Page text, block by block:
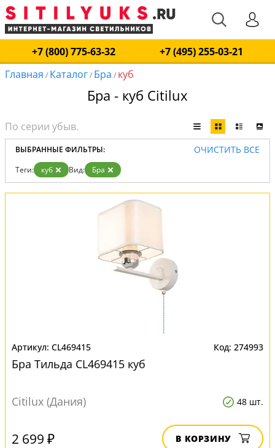
+7 (800) 775-63-32
+7 (495) 255-03-21
Главная / Каталог/ Бра / куб
Бра - куб Citilux
ВЫБРАННЫЕ ФИЛЬТРЫ: ОЧИСТИТЬ ВСЕ
Теги: куб Вид: Бра
CL469415 274993
Бра Тильда CL469415 куб
Citilux (Дания) 48 шт.
2 699 ₽ В КОРЗИНУ